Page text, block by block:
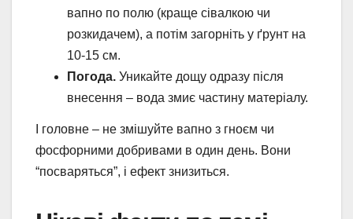
вапно по полю (краще сівалкою чи
розкидачем), а потім загорніть у ґрунт на
10-15 см.
Погода. Уникайте дощу одразу після
внесення – вода змиє частину матеріалу.
І головне – не змішуйте вапно з гноєм чи
фосфорними добривами в один день. Вони
“посваряться”, і ефект знизиться.